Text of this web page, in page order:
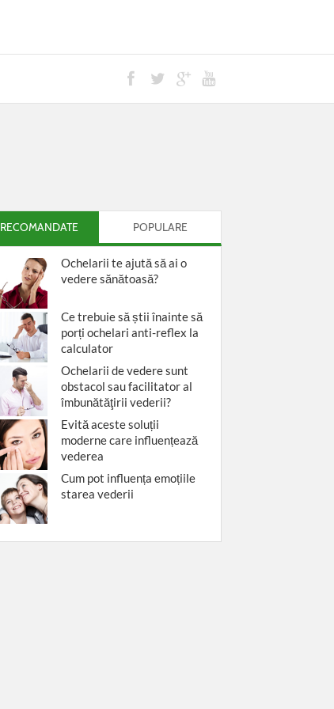
RECOMANDATE POPULARE
Ochelarii te ajută să ai o
vedere sănătoasă?
Ce trebuie să știi înainte să
porți ochelari anti-reflex la
calculator
Ochelarii de vedere sunt
obstacol sau facilitator al
îmbunătăţirii vederii?
Evită aceste soluții
moderne care influențează
vederea
Cum pot influența emoțiile
starea vederii